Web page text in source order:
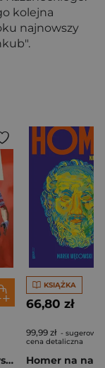
kolejna
najnowszy
Rafał Majka. Zawsze z przodu. Rozmawia Tomasz Kalemba - książka z autografem
KSIĄŻKA
66,80 zł
99,99 zł -
cena detaliczna